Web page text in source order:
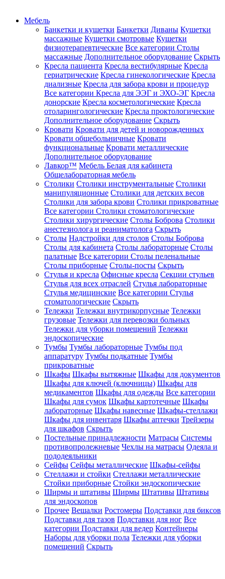
Мебель
Банкетки и кушетки Банкетки Диваны Кушетки
массажные Кушетки смотровые Кушетки
физиотерапевтические Все категории Столы
массажные Дополнительное оборудование Скрыть
Кресла пациента Кресла вестибулярные Кресла
гериатрические Кресла гинекологические Кресла
диализные Кресла для забора крови и процедур
Все категории Кресла для ЭЭГ и ЭХО-ЭГ Кресла
донорские Кресла косметологические Кресла
отоларингологические Кресла проктологические
Дополнительное оборудование Скрыть
Кровати Кровати для детей и новорожденных
Кровати общебольничные Кровати
функциональные Кровати металлические
Дополнительное оборудование
Лавкор™ Мебель Белая для кабинета
Общелабораторная мебель
Столики Столики инструментальные Столики
манипуляционные Столики для детских весов
Столики для забора крови Столики прикроватные
Все категории Столики стоматологические
Столики хирургические Столы Боброва Столики
анестезиолога и реаниматолога Скрыть
Столы Надстройки для столов Столы Боброва
Столы для кабинета Столы лабораторные Столы
палатные Все категории Столы пеленальные
Столы приборные Столы-посты Скрыть
Стулья и кресла Офисные кресла Секции стульев
Стулья для всех отраслей Стулья лабораторные
Стулья медицинские Все категории Стулья
стоматологические Скрыть
Тележки Тележки внутрикорпусные Тележки
грузовые Тележки для перевозки больных
Тележки для уборки помещений Тележки
эндоскопические
Тумбы Тумбы лабораторные Тумбы под
аппаратуру Тумбы подкатные Тумбы
прикроватные
Шкафы Шкафы вытяжные Шкафы для документов
Шкафы для ключей (ключницы) Шкафы для
медикаментов Шкафы для одежды Все категории
Шкафы для сумок Шкафы картотечные Шкафы
лабораторные Шкафы навесные Шкафы-стеллажи
Шкафы для инвентаря Шкафы аптечки Трейзеры
для шкафов Скрыть
Постельные принадлежности Матрасы Системы
противопролежневые Чехлы на матрасы Одеяла и
пододеяльники
Сейфы Сейфы металлические Шкафы-сейфы
Стеллажи и стойки Стеллажи металлические
Стойки приборные Стойки эндоскопические
Ширмы и штативы Ширмы Штативы Штативы
для эндоскопов
Прочее Вешалки Ростомеры Подставки для биксов
Подставки для тазов Подставки для ног Все
категории Подставки для ведер Контейнеры
Наборы для уборки пола Тележки для уборки
помещений Скрыть